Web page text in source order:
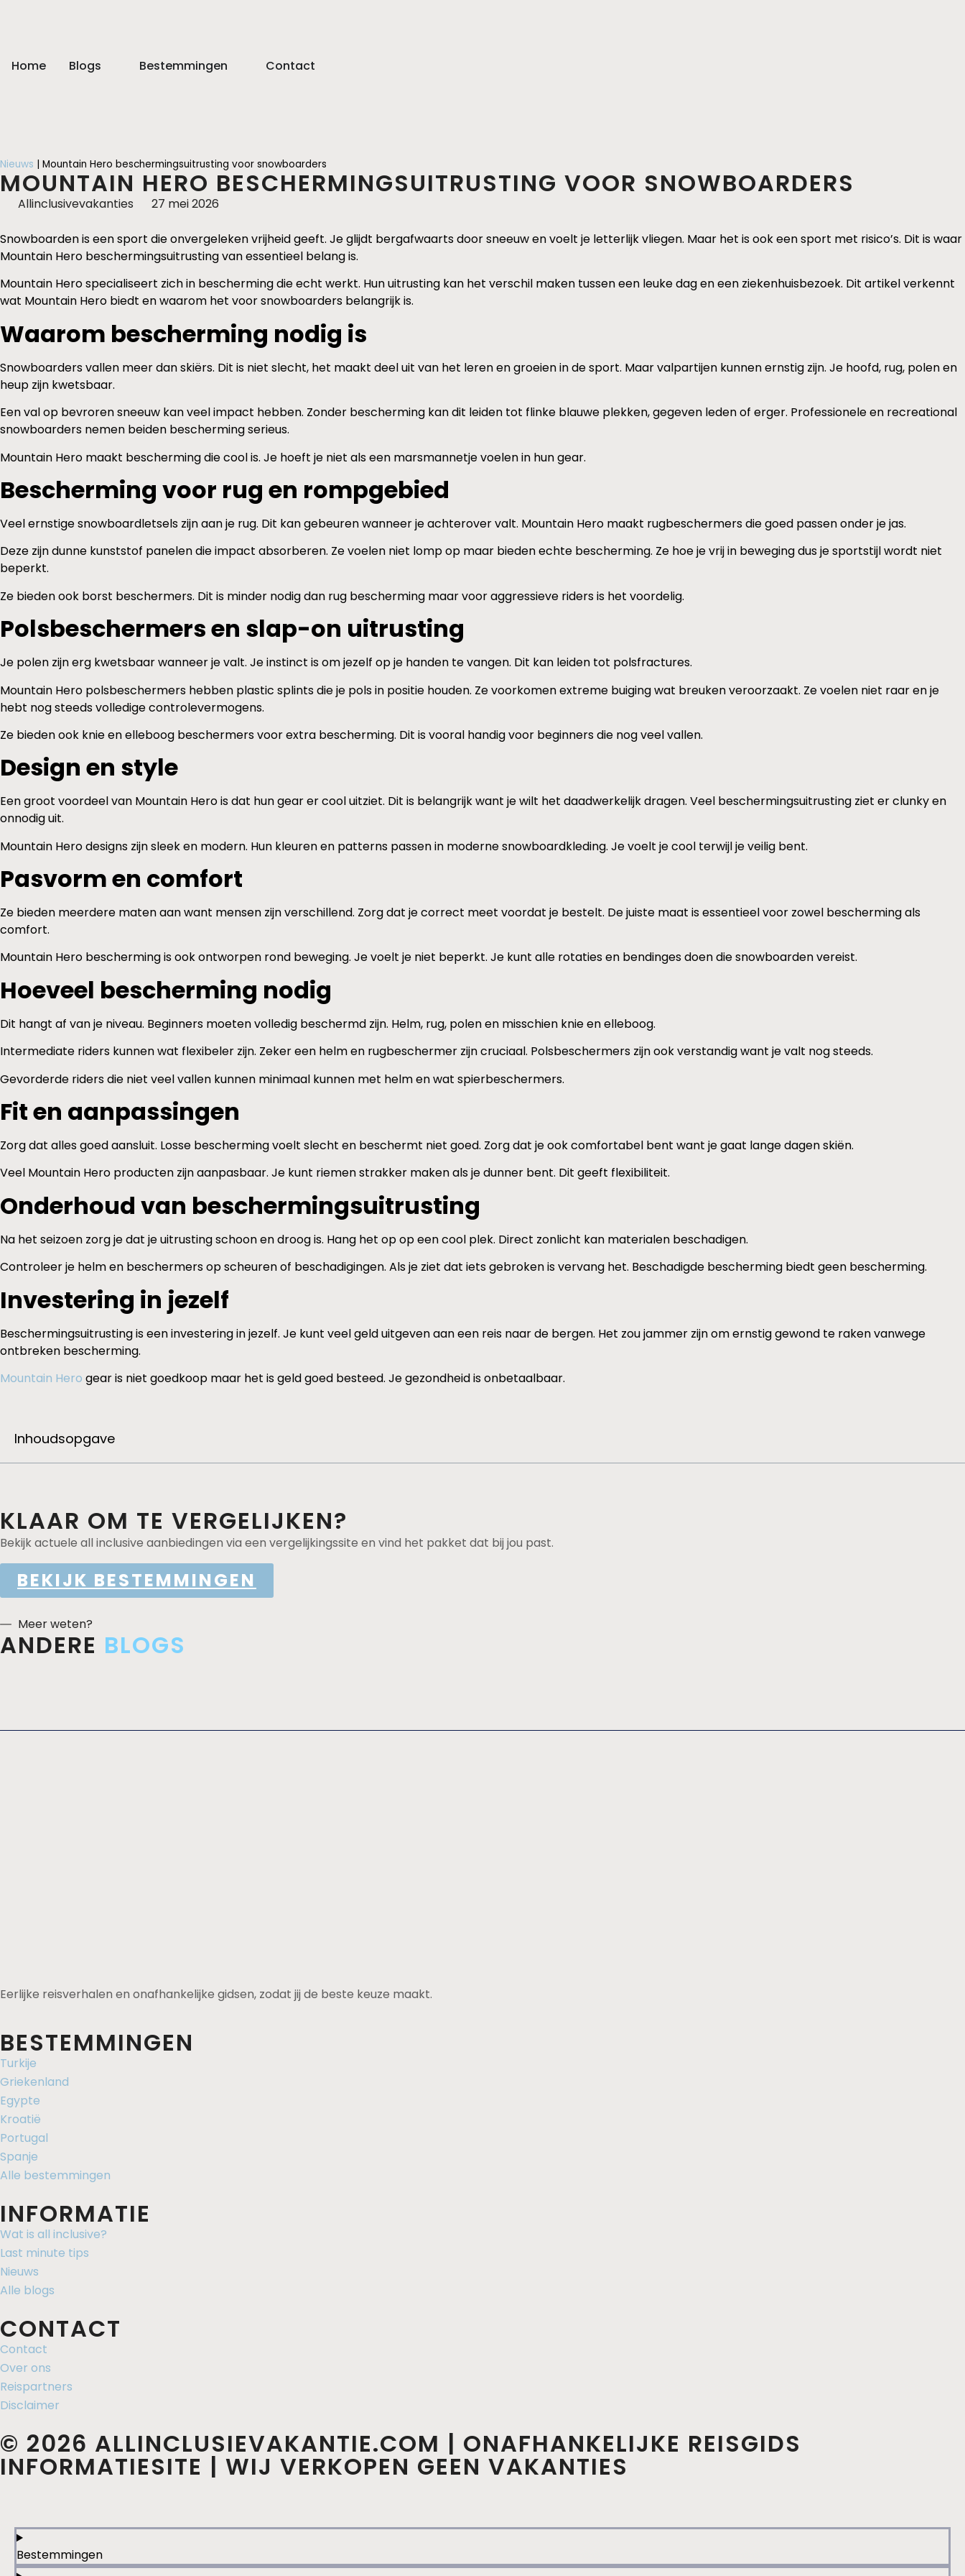
Home Blogs Bestemmingen Contact
Nieuws | Mountain Hero beschermingsuitrusting voor snowboarders
MOUNTAIN HERO BESCHERMINGSUITRUSTING VOOR SNOWBOARDERS
Allinclusivevakanties 27 mei 2026
Snowboarden is een sport die onvergeleken vrijheid geeft. Je glijdt bergafwaarts door sneeuw en voelt je letterlijk vliegen. Maar het is ook een sport met risico’s. Dit is waar
Mountain Hero beschermingsuitrusting van essentieel belang is.
Mountain Hero specialiseert zich in bescherming die echt werkt. Hun uitrusting kan het verschil maken tussen een leuke dag en een ziekenhuisbezoek. Dit artikel verkennt
wat Mountain Hero biedt en waarom het voor snowboarders belangrijk is.
Waarom bescherming nodig is
Snowboarders vallen meer dan skiërs. Dit is niet slecht, het maakt deel uit van het leren en groeien in de sport. Maar valpartijen kunnen ernstig zijn. Je hoofd, rug, polen en
heup zijn kwetsbaar.
Een val op bevroren sneeuw kan veel impact hebben. Zonder bescherming kan dit leiden tot flinke blauwe plekken, gegeven leden of erger. Professionele en recreational
snowboarders nemen beiden bescherming serieus.
Mountain Hero maakt bescherming die cool is. Je hoeft je niet als een marsmannetje voelen in hun gear.
Bescherming voor rug en rompgebied
Veel ernstige snowboardletsels zijn aan je rug. Dit kan gebeuren wanneer je achterover valt. Mountain Hero maakt rugbeschermers die goed passen onder je jas.
Deze zijn dunne kunststof panelen die impact absorberen. Ze voelen niet lomp op maar bieden echte bescherming. Ze hoe je vrij in beweging dus je sportstijl wordt niet
beperkt.
Ze bieden ook borst beschermers. Dit is minder nodig dan rug bescherming maar voor aggressieve riders is het voordelig.
Polsbeschermers en slap-on uitrusting
Je polen zijn erg kwetsbaar wanneer je valt. Je instinct is om jezelf op je handen te vangen. Dit kan leiden tot polsfractures.
Mountain Hero polsbeschermers hebben plastic splints die je pols in positie houden. Ze voorkomen extreme buiging wat breuken veroorzaakt. Ze voelen niet raar en je
hebt nog steeds volledige controlevermogens.
Ze bieden ook knie en elleboog beschermers voor extra bescherming. Dit is vooral handig voor beginners die nog veel vallen.
Design en style
Een groot voordeel van Mountain Hero is dat hun gear er cool uitziet. Dit is belangrijk want je wilt het daadwerkelijk dragen. Veel beschermingsuitrusting ziet er clunky en
onnodig uit.
Mountain Hero designs zijn sleek en modern. Hun kleuren en patterns passen in moderne snowboardkleding. Je voelt je cool terwijl je veilig bent.
Pasvorm en comfort
Ze bieden meerdere maten aan want mensen zijn verschillend. Zorg dat je correct meet voordat je bestelt. De juiste maat is essentieel voor zowel bescherming als
comfort.
Mountain Hero bescherming is ook ontworpen rond beweging. Je voelt je niet beperkt. Je kunt alle rotaties en bendinges doen die snowboarden vereist.
Hoeveel bescherming nodig
Dit hangt af van je niveau. Beginners moeten volledig beschermd zijn. Helm, rug, polen en misschien knie en elleboog.
Intermediate riders kunnen wat flexibeler zijn. Zeker een helm en rugbeschermer zijn cruciaal. Polsbeschermers zijn ook verstandig want je valt nog steeds.
Gevorderde riders die niet veel vallen kunnen minimaal kunnen met helm en wat spierbeschermers.
Fit en aanpassingen
Zorg dat alles goed aansluit. Losse bescherming voelt slecht en beschermt niet goed. Zorg dat je ook comfortabel bent want je gaat lange dagen skiën.
Veel Mountain Hero producten zijn aanpasbaar. Je kunt riemen strakker maken als je dunner bent. Dit geeft flexibiliteit.
Onderhoud van beschermingsuitrusting
Na het seizoen zorg je dat je uitrusting schoon en droog is. Hang het op op een cool plek. Direct zonlicht kan materialen beschadigen.
Controleer je helm en beschermers op scheuren of beschadigingen. Als je ziet dat iets gebroken is vervang het. Beschadigde bescherming biedt geen bescherming.
Investering in jezelf
Beschermingsuitrusting is een investering in jezelf. Je kunt veel geld uitgeven aan een reis naar de bergen. Het zou jammer zijn om ernstig gewond te raken vanwege
ontbreken bescherming.
Mountain Hero gear is niet goedkoop maar het is geld goed besteed. Je gezondheid is onbetaalbaar.
Inhoudsopgave
KLAAR OM TE VERGELIJKEN?
Bekijk actuele all inclusive aanbiedingen via een vergelijkingssite en vind het pakket dat bij jou past.
BEKIJK BESTEMMINGEN
Meer weten?
ANDERE BLOGS
Eerlijke reisverhalen en onafhankelijke gidsen, zodat jij de beste keuze maakt.
BESTEMMINGEN
Turkije
Griekenland
Egypte
Kroatië
Portugal
Spanje
Alle bestemmingen
INFORMATIE
Wat is all inclusive?
Last minute tips
Nieuws
Alle blogs
CONTACT
Contact
Over ons
Reispartners
Disclaimer
© 2026 ALLINCLUSIEVAKANTIE.COM | ONAFHANKELIJKE REISGIDS
INFORMATIESITE | WIJ VERKOPEN GEEN VAKANTIES
Bestemmingen